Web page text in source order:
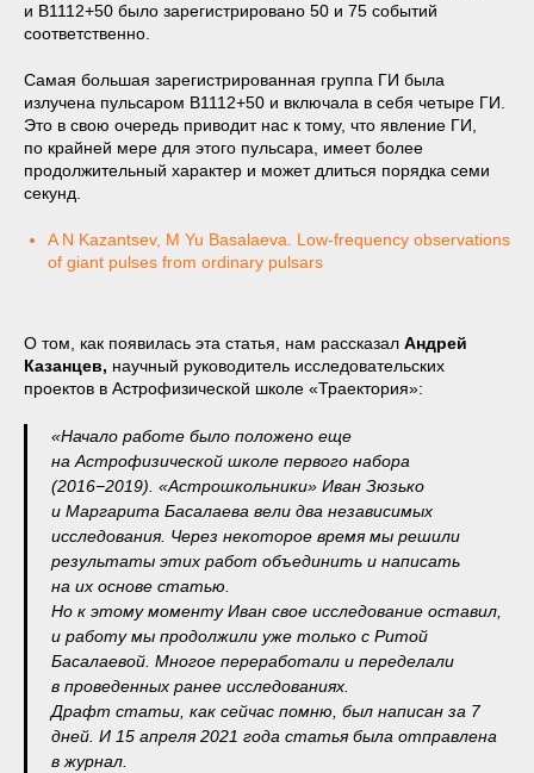
и B1112+50 было зарегистрировано 50 и 75 событий
соответственно.
Самая большая зарегистрированная группа ГИ была
излучена пульсаром B1112+50 и включала в себя четыре ГИ.
Это в свою очередь приводит нас к тому, что явление ГИ,
по крайней мере для этого пульсара, имеет более
продолжительный характер и может длиться порядка семи
секунд.
A N Kazantsev, M Yu Basalaeva. Low-frequency observations
of giant pulses from ordinary pulsars
О том, как появилась эта статья, нам рассказал Андрей
Казанцев, научный руководитель исследовательских
проектов в Астрофизической школе «Траектория»:
«Начало работе было положено еще
на Астрофизической школе первого набора
(2016−2019). «Астрошкольники» Иван Зюзько
и Маргарита Басалаева вели два независимых
исследования. Через некоторое время мы решили
результаты этих работ объединить и написать
на их основе статью.
Но к этому моменту Иван свое исследование оставил,
и работу мы продолжили уже только с Ритой
Басалаевой. Многое переработали и переделали
в проведенных ранее исследованиях.
Драфт статьи, как сейчас помню, был написан за 7
дней. И 15 апреля 2021 года статья была отправлена
в журнал.